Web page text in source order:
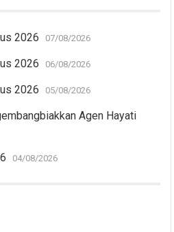
2026 07/08/2026
2026 06/08/2026
2026 05/08/2026
Agen Hayati
04/08/2026